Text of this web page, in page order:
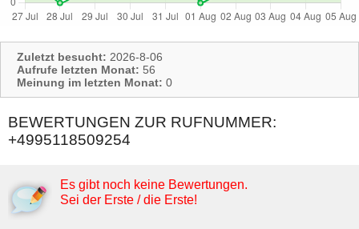
Zuletzt besucht: 2026-8-06
Aufrufe letzten Monat: 56
Meinung im letzten Monat: 0
BEWERTUNGEN ZUR RUFNUMMER:
+4995118509254
Es gibt noch keine Bewertungen.
Sei der Erste / die Erste!